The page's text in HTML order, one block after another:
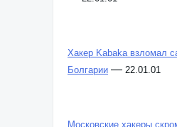
Хакер Kabaka взломал
Болгарии